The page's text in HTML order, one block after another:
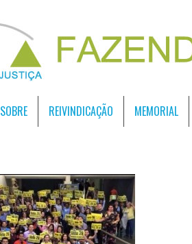
SOBRE REIVINDICAÇÃO MEMORIAL